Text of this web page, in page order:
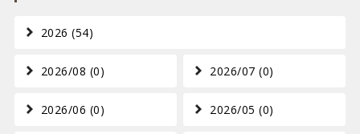
2026 (54)
2026/08 (0) 2026/07 (0)
2026/06 (0) 2026/05 (0)